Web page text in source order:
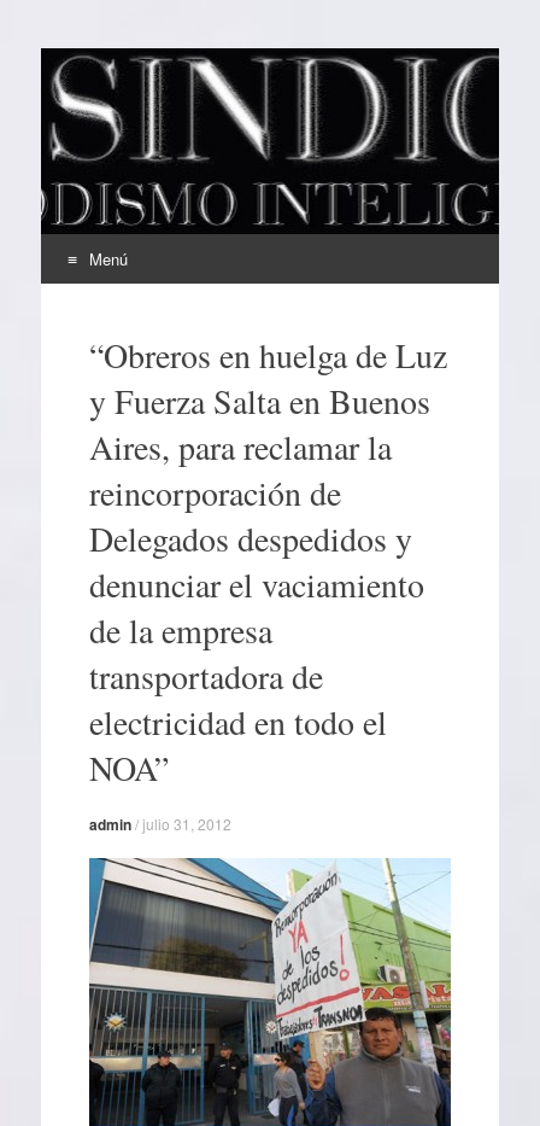
EL SINDICAL
Periodismo Inteligente
Menú
contenido“Obreros en huelga de Luz
y Fuerza Salta en Buenos
Aires, para reclamar la
reincorporación de
Delegados despedidos y
denunciar el vaciamiento
de la empresa
transportadora de
electricidad en todo el
NOA”
admin/julio 31, 2012